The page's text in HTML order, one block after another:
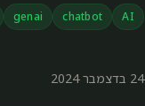
משתמש.
AI
chatbot
genai
24 בדצמבר 2024